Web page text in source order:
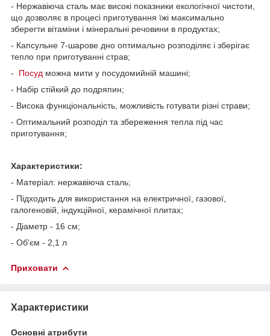
- Нержавіюча сталь має високі показники екологічної чистоти,
що дозволяє в процесі приготування їжі максимально
зберегти вітаміни і мінеральні речовини в продуктах;
- Капсульне 7-шарове дно оптимально розподіляє і зберігає
тепло при приготуванні страв;
-
Посуд можна мити у посудомийній машині;
- Набір стійкий до подряпин;
- Висока функціональність, можливість готувати різні страви;
- Оптимальний розподіл та збереження тепла під час
приготування;
Характеристики:
- Матеріал: нержавіюча сталь;
- Підходить для використання на електричної, газової,
галогеновій, індукційної, керамічної плитах;
- Діаметр - 16 см;
- Об'єм - 2,1 л
Приховати
Характеристики
Основні атрибути